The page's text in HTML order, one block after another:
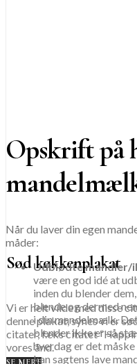
Sød køkkenplakat
Vi er helt vilde med disse
denne plakat, synes vi er
citater, f.eks citatet
vores ånd.
Opskrift på
Når du laver din egen
måder:
Udblødte mandler/
være en god idé at
inden du blender
blende og dermed
i din mandelmælk.
blender ikke er så
hverdag er det
kan sagtens lave